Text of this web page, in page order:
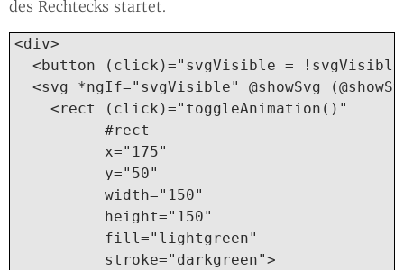
des Rechtecks startet.
<div>
<button (click)="svgVisible =
<svg *ngIf="svgVisible" @showSvg
    <rect (click)="toggleAnimation()"
          #rect
          x="175"
          y="50"
          width="150"
          height="150"
          fill="lightgreen"
          stroke="darkgreen">